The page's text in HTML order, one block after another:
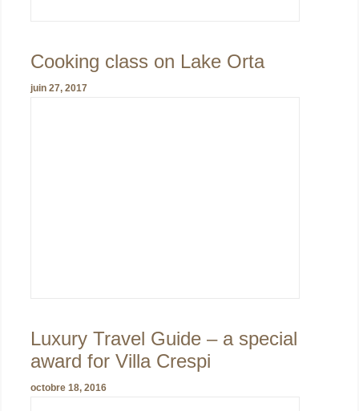
Cooking class on Lake Orta
juin 27, 2017
Luxury Travel Guide – a special
award for Villa Crespi
octobre 18, 2016